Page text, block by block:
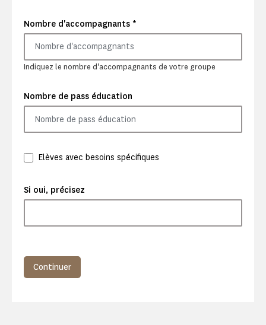
Nombre d'accompagnants *
Indiquez le nombre d'accompagnants de votre groupe
Nombre de pass éducation
Elèves avec besoins spécifiques
Si oui, précisez
Continuer